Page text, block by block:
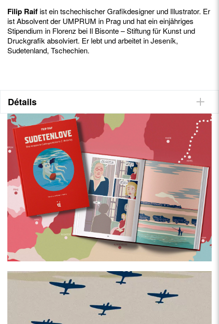
Filip Raifist ein tschechischer Grafikdesigner und Illustrator. Er
ist Absolvent der UMPRUM in Prag und hat ein einjähriges
Stipendium in Florenz bei Il Bisonte – Stiftung für Kunst und
Druckgrafik absolviert. Er lebt und arbeitet in Jeseník,
Sudetenland, Tschechien.
Détails